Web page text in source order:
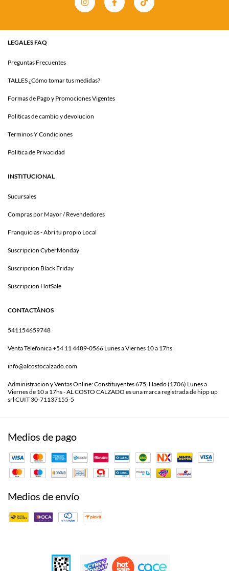
LEGALES FAQ
Preguntas Frecuentes
TALLES ¿Cómo tomar tus medidas?
Formas de Pago y Promociones Vigentes
Politicas de cambio y devolucion
Terminos Y Condiciones
Politica de Privacidad
INSTITUCIONAL
Sucursales
Compras por Mayor / Revendedores
Franquicias - Abri tu propio Local
Suscripcion CyberMonday
Suscripcion Black Friday
Suscripcion HotSale
CONTACTÁNOS
541154659748
Venta Telefonica +54 11 4489-0566 Lunes a Viernes 10 a 17hs
info@alcostocalzado.com
Administracion y Ventas Online: Constituyentes 675, Haedo (1706) Lunes a
Viernes de 10 a 17hs - AL COSTO CALZADO es una marca registrada de hipp up
srl CUIT 30-71137155-5
Medios de pago
Medios de envío